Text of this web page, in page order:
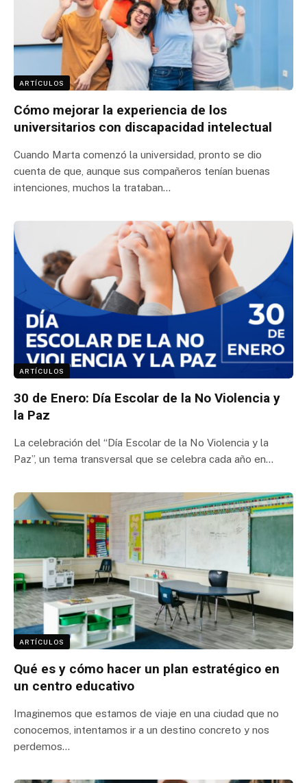
ARTÍCULOS
Cómo mejorar la experiencia de los
universitarios con discapacidad intelectual
Cuando Marta comenzó la universidad, pronto se dio
cuenta de que, aunque sus compañeros tenían buenas
intenciones, muchos la trataban…
ARTÍCULOS
30 de Enero: Día Escolar de la No Violencia y
la Paz
La celebración del “Día Escolar de la No Violencia y la
Paz”, un tema transversal que se celebra cada año en…
ARTÍCULOS
Qué es y cómo hacer un plan estratégico en
un centro educativo
Imaginemos que estamos de viaje en una ciudad que no
conocemos, intentamos ir a un destino concreto y nos
perdemos…